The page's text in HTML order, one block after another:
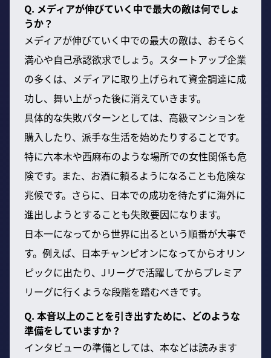
Q. メディアが伸びていく中で最大の敵は何でしょ
うか？
メディアが伸びていく中での最大の敵は、おそらく
満心や自己承認欲求でしょう。スタートアップ企業
の多くは、メディアに取り上げられて資金調達に成
功し、舞い上がった後に消えていきます。
具体的な失敗パターンとしては、高級マンションを
購入したり、派手な生活を始めたりすることです。
特に六本木や西麻布のような場所での女性関係も危
険です。また、お酒に頼るようになることも危険な
兆候です。さらに、日本での成功を待たずに海外に
進出しようとすることも失敗要因になります。
日本一になってから世界に出るという順番が大事で
す。例えば、日本チャンピオンになってからオリン
ピックに出たり、Jリーグで活躍してからプレミア
リーグに行くような段階を踏むべきです。
Q. 本音以上のことを引き出すために、どのような
準備をしていますか？
インタビューの準備としては、本などは読みます